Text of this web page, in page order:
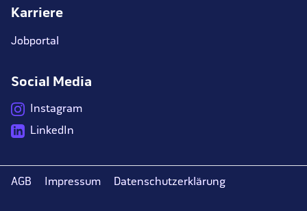
Karriere
Jobportal
Social Media
Instagram
LinkedIn
AGB Impressum Datenschutzerklärung